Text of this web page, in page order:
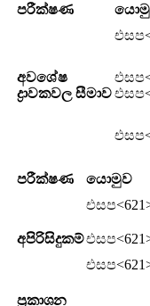
පරීක්ෂණ
අවශේෂ
ද්‍රාවකවල සීමාව
පරීක්ෂණ යොමුව
අපිරිසිදුකම්
ප්‍රකාශන